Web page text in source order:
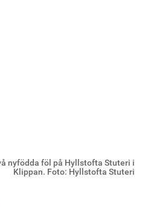
nyfödda föl på Hyllstofta Stuteri i
Klippan. Foto: Hyllstofta Stuteri